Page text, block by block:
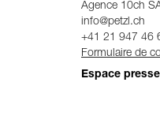
Agence 10ch
info@petzl.ch
+41 21 947 46
Formulaire de
Espace presse